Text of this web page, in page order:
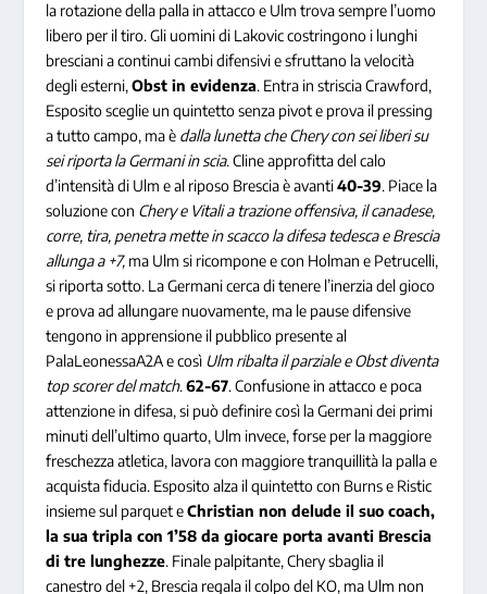
la rotazione della palla in attacco e Ulm trova sempre l’uomo
libero per il tiro. Gli uomini di Lakovic costringono i lunghi
bresciani a continui cambi difensivi e sfruttano la velocità
degli esterni,Obst in evidenza. Entra in striscia Crawford,
Esposito sceglie un quintetto senza pivot e prova il pressing
a tutto campo, ma è dalla lunetta che Chery con sei liberi su
sei riporta la Germani in scia. Cline approfitta del calo
d’intensità di Ulm e al riposo Brescia è avanti40-39. Piace la
soluzione con Chery e Vitali a trazione offensiva, il canadese,
corre, tira, penetra mette in scacco la difesa tedesca e Brescia
allunga a +7, ma Ulm si ricompone e con Holman e Petrucelli,
si riporta sotto. La Germani cerca di tenere l’inerzia del gioco
e prova ad allungare nuovamente, ma le pause difensive
tengono in apprensione il pubblico presente al
PalaLeonessaA2A e così Ulm ribalta il parziale e Obst diventa
top scorer del match.62-67. Confusione in attacco e poca
attenzione in difesa, si può definire così la Germani dei primi
minuti dell’ultimo quarto, Ulm invece, forse per la maggiore
freschezza atletica, lavora con maggiore tranquillità la palla e
acquista fiducia. Esposito alza il quintetto con Burns e Ristic
insieme sul parquet eChristian non delude il suo coach,
la sua tripla con 1’58 da giocare porta avanti Brescia
di tre lunghezze. Finale palpitante, Chery sbaglia il
canestro del +2, Brescia regala il colpo del KO, ma Ulm non